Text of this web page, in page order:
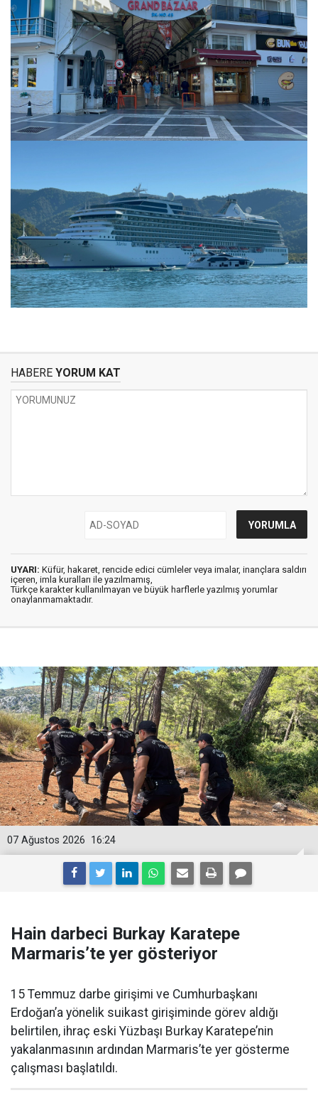
HABERE YORUM KAT
UYARI: Küfür, hakaret, rencide edici cümleler veya imalar, inançlara saldırı
içeren, imla kuralları ile yazılmamış,
Türkçe karakter kullanılmayan ve büyük harflerle yazılmış yorumlar
onaylanmamaktadır.
16:24
07 Ağustos 2026
Hain darbeci Burkay Karatepe
Marmaris’te yer gösteriyor
15 Temmuz darbe girişimi ve Cumhurbaşkanı
Erdoğan’a yönelik suikast girişiminde görev aldığı
belirtilen, ihraç eski Yüzbaşı Burkay Karatepe’nin
yakalanmasının ardından Marmaris’te yer gösterme
çalışması başlatıldı.